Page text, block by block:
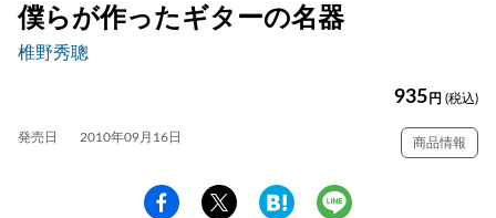
僕らが作ったギターの名器
椎野秀聰
935 円 (税込)
発売日 2010年09月16日 商品情報